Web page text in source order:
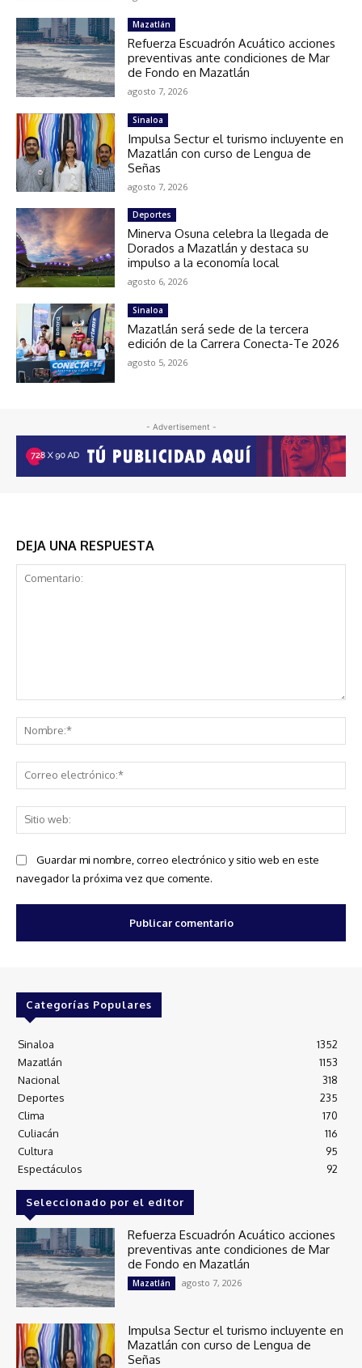
Mazatlán
Refuerza Escuadrón Acuático acciones
preventivas ante condiciones de Mar
de Fondo en Mazatlán
agosto 7, 2026
Sinaloa
Impulsa Sectur el turismo incluyente en
Mazatlán con curso de Lengua de
Señas
agosto 7, 2026
Deportes
Minerva Osuna celebra la llegada de
Dorados a Mazatlán y destaca su
impulso a la economía local
agosto 6, 2026
Sinaloa
Mazatlán será sede de la tercera
edición de la Carrera Conecta-Te 2026
agosto 5, 2026
- Advertisement -
DEJA UNA RESPUESTA
Guardar mi nombre, correo electrónico y sitio web en este
navegador la próxima vez que comente.
Categorías Populares
Sinaloa
1352
Mazatlán
1153
Nacional
318
Deportes
235
Clima
170
Culiacán
116
Cultura
95
Espectáculos
92
Seleccionado por el editor
Refuerza Escuadrón Acuático acciones
preventivas ante condiciones de Mar
de Fondo en Mazatlán
Mazatlán agosto 7, 2026
Impulsa Sectur el turismo incluyente en
Mazatlán con curso de Lengua de
Señas